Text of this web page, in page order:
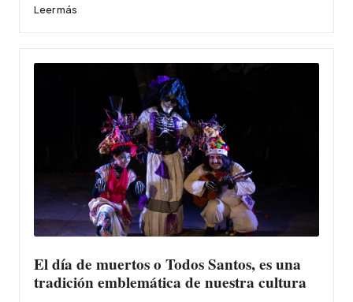
Leer más
El día de muertos o Todos Santos, es una
tradición emblemática de nuestra cultura